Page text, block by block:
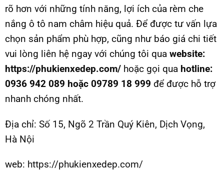
rõ hơn với những tính năng, lợi ích của rèm che
nắng ô tô nam châm hiệu quả. Để được tư vấn lựa
chọn sản phẩm phù hợp, cũng như báo giá chi tiết
vui lòng liên hệ ngay với chúng tôi qua website:
https://phukienxedep.com/hoặc gọi qua hotline:
0936 942 089 hoặc 09789 18 999 để được hỗ trợ
nhanh chóng nhất.
Địa chỉ: Số 15, Ngõ 2 Trần Quý Kiên, Dịch Vọng,
Hà Nội
web: https://phukienxedep.com/